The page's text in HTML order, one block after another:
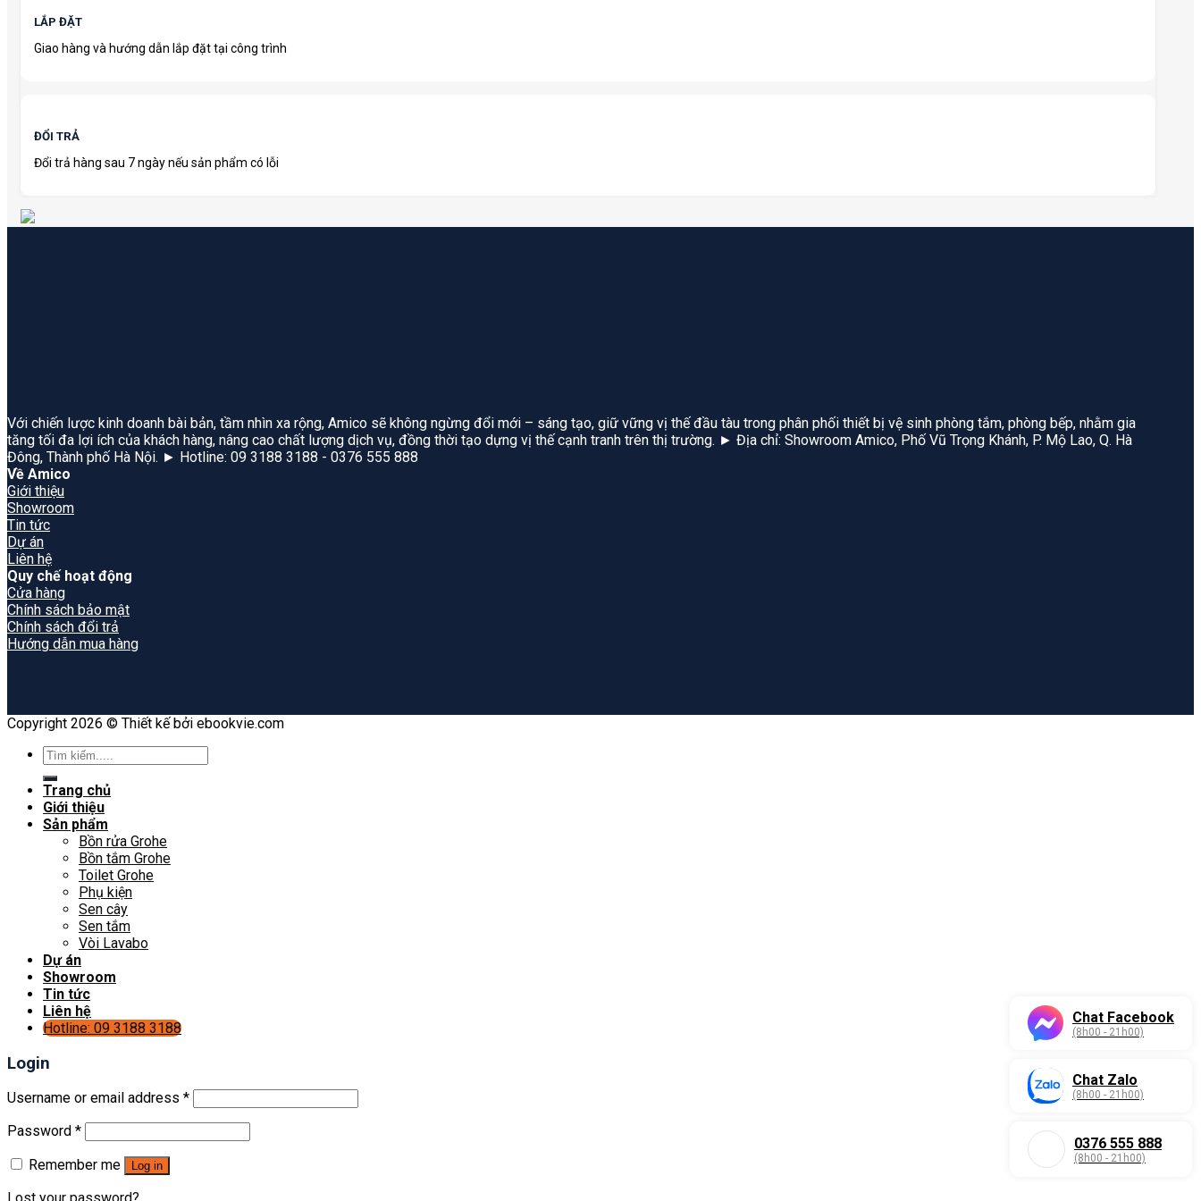
LẮP ĐẶT
Giao hàng và hướng dẫn lắp đặt tại công trình
ĐỔI TRẢ
Đổi trả hàng sau 7 ngày nếu sản phẩm có lỗi
Với chiến lược kinh doanh bài bản, tầm nhìn xa rộng, Amico sẽ không ngừng đổi mới – sáng tạo, giữ vững vị thế đầu tàu trong phân phối thiết bị vệ sinh phòng tắm, phòng bếp, nhằm gia
tăng tối đa lợi ích của khách hàng, nâng cao chất lượng dịch vụ, đồng thời tạo dựng vị thế cạnh tranh trên thị trường. ► Địa chỉ: Showroom Amico, Phố Vũ Trọng Khánh, P. Mộ Lao, Q. Hà
Đông, Thành phố Hà Nội. ► Hotline: 09 3188 3188 - 0376 555 888
Về Amico
Giới thiệu
Showroom
Tin tức
Dự án
Liên hệ
Quy chế hoạt động
Cửa hàng
Chính sách bảo mật
Chính sách đổi trả
Hướng dẫn mua hàng
Copyright 2026 © Thiết kế bởi ebookvie.com
Search
for:
Trang chủ
Giới thiệu
Sản phẩm
Bồn rửa Grohe
Bồn tắm Grohe
Toilet Grohe
Phụ kiện
Sen cây
Sen tắm
Vòi Lavabo
Dự án
Showroom
Tin tức
Liên hệ
Hotline: 09 3188 3188
Chat Facebook
(8h00 - 21h00)
Chat Zalo
(8h00 - 21h00)
0376 555 888
(8h00 - 21h00)
Login
Username or email address *
Password *
Remember me
Log in